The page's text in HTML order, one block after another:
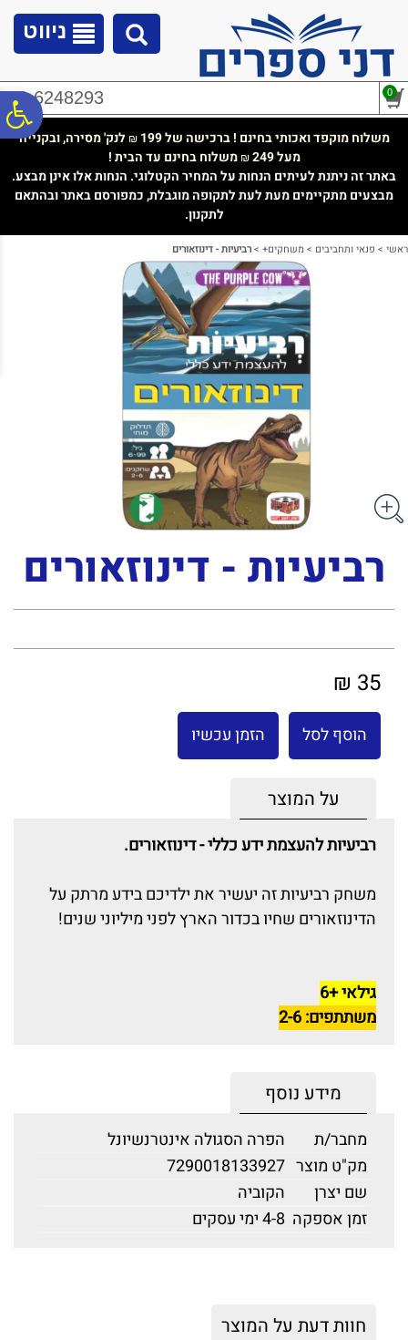
נגישות
ניווט
02-6248293 0
משלוח מוקפד ואכותי בחינם ! ברכישה של 199 ₪ לנק' מסירה, ובקנייה
מעל 249
₪משלוח בחינם עד הבית !
באתר זה ניתנת לעיתים הנחות על המחיר הקטלוגי. הנחות אלו אינן מבצע.
מבצעים מתקיימים מעת לעת לתקופה מוגבלת, כמפורסם באתר ובהתאם
לתקנון.
ראשי > פנאי ותחביבים >משחקים+ >רביעיות - דינוזאורים
רביעיות - דינוזאורים
35 ₪
הוסף לסל הזמן עכשיו
על המוצר
רביעיות להעצמת ידע כללי - דינוזאורים.
משחק רביעיות זה יעשיר את ילדיכם בידע מרתק על
הדינוזאורים שחיו בכדור הארץ לפני מיליוני שנים!
גילאי +6
משתתפים: 2-6
מידע נוסף
מחבר/ת
הפרה הסגולה אינטרנשיונל
מק"ט מוצר 7290018133927
שם יצרן
הקוביה
זמן אספקה 4-8 ימי עסקים
חוות דעת על המוצר